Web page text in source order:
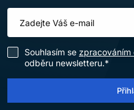
Souhlasím se zpracováním
odběru newsletteru.*